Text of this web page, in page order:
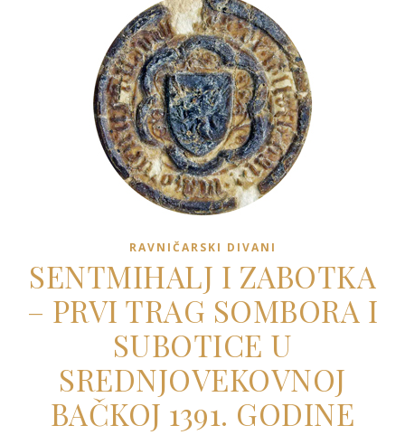
RAVNIČARSKI DIVANI
SENTMIHALJ I ZABOTKA
– PRVI TRAG SOMBORA I
SUBOTICE U
SREDNJOVEKOVNOJ
BAČKOJ 1391. GODINE